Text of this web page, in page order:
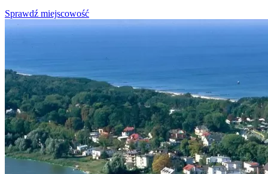
Sprawdź miejscowość